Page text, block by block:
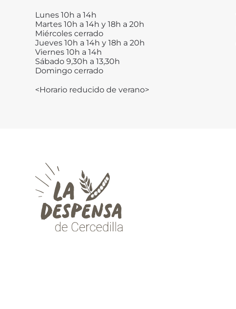
Lunes 10h a 14h
Martes 10h a 14h y 18h a 20h
Miércoles cerrado
Jueves 10h a 14h y 18h a 20h
Viernes 10h a 14h
Sábado 9,30h a 13,30h
Domingo cerrado
<Horario reducido de verano>